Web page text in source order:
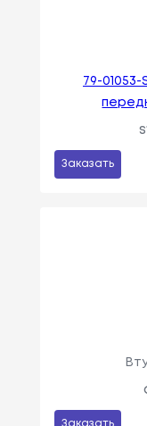
79-
Заказать
Заказать